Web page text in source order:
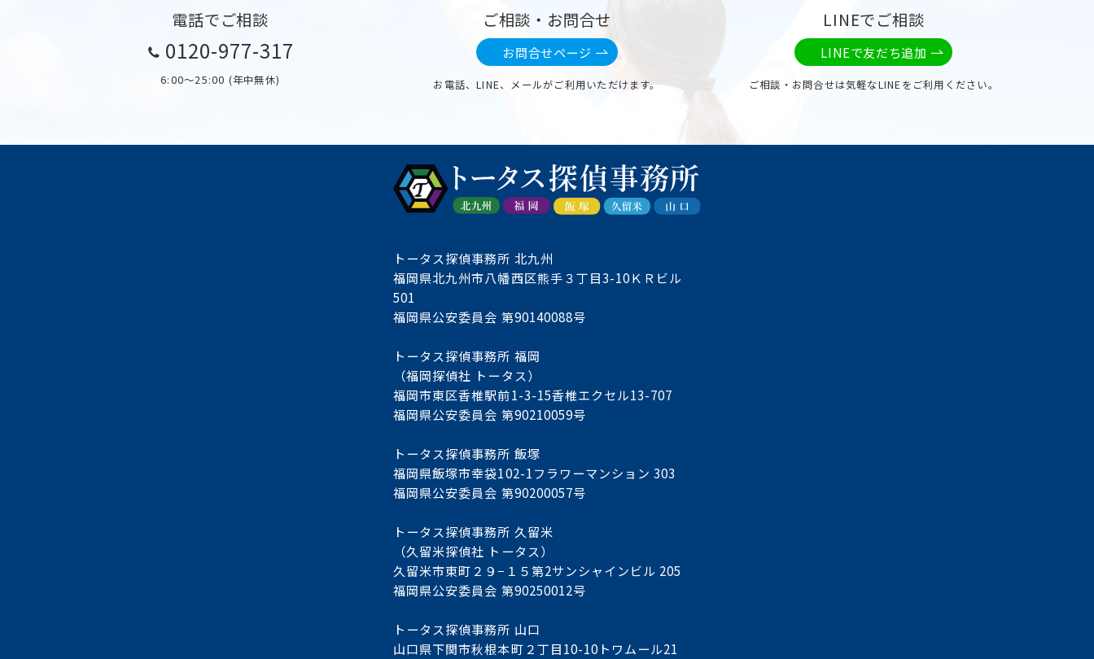
電話でご相談
0120-977-317
6:00〜25:00 (年中無休)
ご相談・お問合せ
お問合せページ
お電話、LINE、メールがご利用いただけます。
LINEでご相談
LINEで友だち追加
ご相談・お問合せは気軽なLINEをご利用ください。
トータス探偵事務所 北九州
福岡県北九州市八幡西区熊手３丁目3-10ＫＲビル
501
福岡県公安委員会 第90140088号
トータス探偵事務所 福岡
（福岡探偵社 トータス）
福岡市東区香椎駅前1-3-15香椎エクセル13-707
福岡県公安委員会 第90210059号
トータス探偵事務所 飯塚
福岡県飯塚市幸袋102-1フラワーマンション 303
福岡県公安委員会 第90200057号
トータス探偵事務所 久留米
（久留米探偵社 トータス）
久留米市東町２９−１５第2サンシャインビル 205
福岡県公安委員会 第90250012号
トータス探偵事務所 山口
山口県下関市秋根本町２丁目10-10トワムール21